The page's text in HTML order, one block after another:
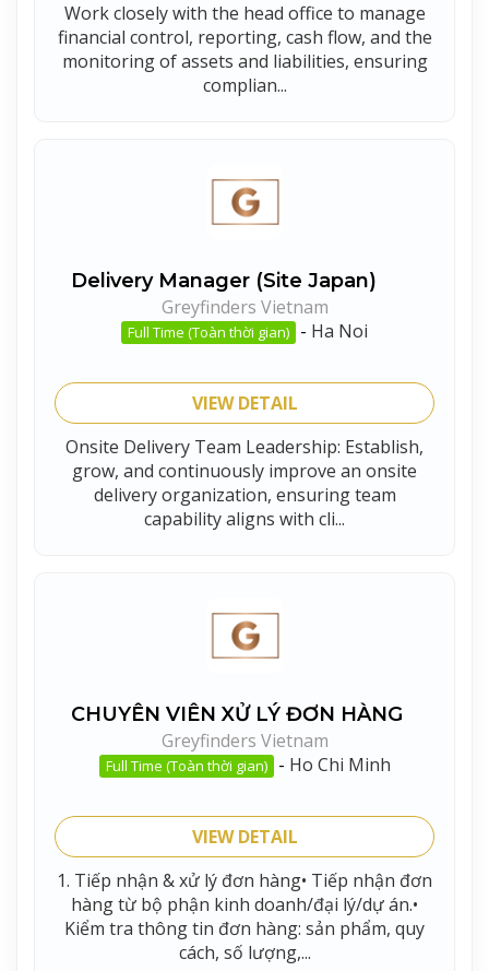
Work closely with the head office to manage
financial control, reporting, cash flow, and the
monitoring of assets and liabilities, ensuring
complian...
Delivery Manager (Site Japan)
Greyfinders Vietnam
Full Time (Toàn thời gian) - Ha Noi
VIEW DETAIL
Onsite Delivery Team Leadership: Establish,
grow, and continuously improve an onsite
delivery organization, ensuring team
capability aligns with cli...
CHUYÊN VIÊN XỬ LÝ ĐƠN HÀNG
Greyfinders Vietnam
Full Time (Toàn thời gian) - Ho Chi Minh
VIEW DETAIL
1. Tiếp nhận & xử lý đơn hàng• Tiếp nhận đơn
hàng từ bộ phận kinh doanh/đại lý/dự án.•
Kiểm tra thông tin đơn hàng: sản phẩm, quy
cách, số lượng,...